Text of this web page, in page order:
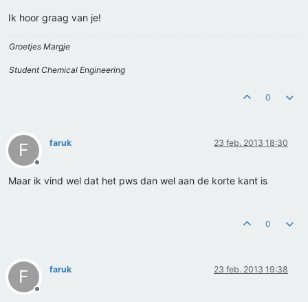
Ik hoor graag van je!
Groetjes Margje
Student Chemical Engineering
0
F
Offline
faruk 23 feb. 2013 18:30
Maar ik vind wel dat het pws dan wel aan de korte kant is
0
F
Offline
faruk 23 feb. 2013 19:38